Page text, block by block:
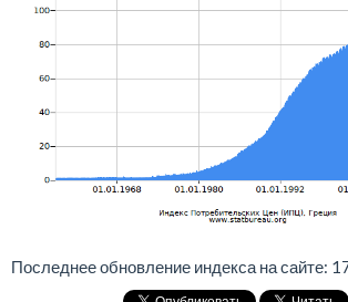
Последнее обновление индекса на сайте: